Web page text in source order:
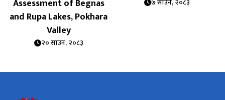
Assessment of Begnas
and Rupa Lakes, Pokhara
Valley
२० साउन, २०८३